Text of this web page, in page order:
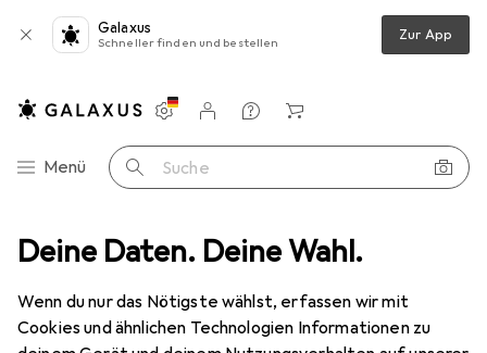
Deine Daten. Deine Wahl.
Wenn du nur das Nötigste wählst, erfassen wir mit
Cookies und ähnlichen Technologien Informationen zu
Galaxus
Schneller finden und bestellen Zur App
Navigation nach Kategorien
Menü Suche
Einstellungen
Kundenkonto
Vergleichslisten
Merklisten
Warenkorb
Würfelspiele NSV Qwixx gemiXXt Zusatzblöcke